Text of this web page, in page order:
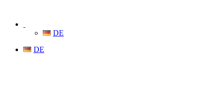
DE
DE